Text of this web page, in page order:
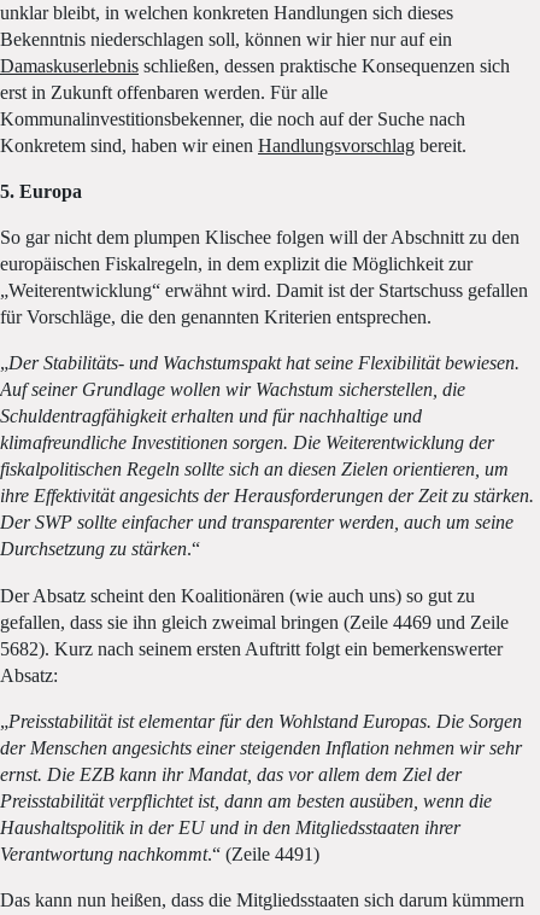
unklar bleibt, in welchen konkreten Handlungen sich dieses
Bekenntnis niederschlagen soll, können wir hier nur auf ein
Damaskuserlebnis schließen, dessen praktische Konsequenzen sich
erst in Zukunft offenbaren werden. Für alle
Kommunalinvestitionsbekenner, die noch auf der Suche nach
Konkretem sind, haben wir einen Handlungsvorschlag bereit.
5. Europa
So gar nicht dem plumpen Klischee folgen will der Abschnitt zu den
europäischen Fiskalregeln, in dem explizit die Möglichkeit zur
„Weiterentwicklung“ erwähnt wird. Damit ist der Startschuss gefallen
für Vorschläge, die den genannten Kriterien entsprechen.
„Der Stabilitäts- und Wachstumspakt hat seine Flexibilität bewiesen.
Auf seiner Grundlage wollen wir Wachstum sicherstellen, die
Schuldentragfähigkeit erhalten und für nachhaltige und
klimafreundliche Investitionen sorgen. Die Weiterentwicklung der
fiskalpolitischen Regeln sollte sich an diesen Zielen orientieren, um
ihre Effektivität angesichts der Herausforderungen der Zeit zu stärken.
Der SWP sollte einfacher und transparenter werden, auch um seine
Durchsetzung zu stärken.“
Der Absatz scheint den Koalitionären (wie auch uns) so gut zu
gefallen, dass sie ihn gleich zweimal bringen (Zeile 4469 und Zeile
5682). Kurz nach seinem ersten Auftritt folgt ein bemerkenswerter
Absatz:
„Preisstabilität ist elementar für den Wohlstand Europas. Die Sorgen
der Menschen angesichts einer steigenden Inflation nehmen wir sehr
ernst. Die EZB kann ihr Mandat, das vor allem dem Ziel der
Preisstabilität verpflichtet ist, dann am besten ausüben, wenn die
Haushaltspolitik in der EU und in den Mitgliedsstaaten ihrer
Verantwortung nachkommt.“ (Zeile 4491)
Das kann nun heißen, dass die Mitgliedsstaaten sich darum kümmern